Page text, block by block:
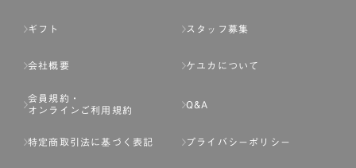
ギフト スタッフ募集
会社概要 ケユカについて
会員規約・
オンラインご利用規約
Q&A
特定商取引法に基づく表記 プライバシーポリシー